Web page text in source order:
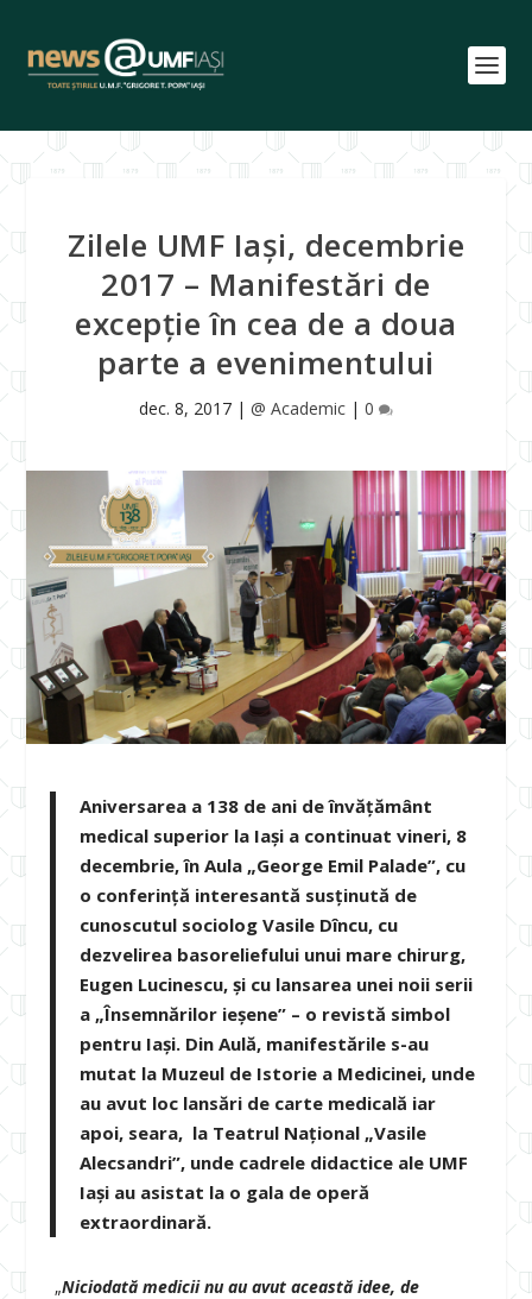
Zilele UMF Iași, decembrie
2017 – Manifestări de
excepție în cea de a doua
parte a evenimentului
dec. 8, 2017 | @ Academic | 0
Aniversarea a 138 de ani de învățământ
medical superior la Iași a continuat vineri, 8
decembrie, în Aula „George Emil Palade”, cu
o conferință interesantă susținută de
cunoscutul sociolog Vasile Dîncu, cu
dezvelirea basoreliefului unui mare chirurg,
Eugen Lucinescu, și cu lansarea unei noii serii
a „Însemnărilor ieșene” – o revistă simbol
pentru Iași. Din Aulă, manifestările s-au
mutat la Muzeul de Istorie a Medicinei, unde
au avut loc lansări de carte medicală iar
apoi, seara, la Teatrul Național „Vasile
Alecsandri”, unde cadrele didactice ale UMF
Iași au asistat la o gala de operă
extraordinară.
„Niciodată medicii nu au avut această idee, de